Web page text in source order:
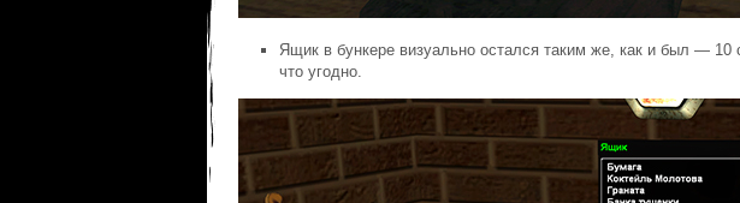
Ящик в бункере визуально остался таким же, как и был — 10
что угодно.